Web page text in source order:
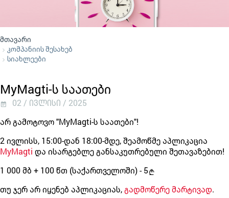
მთავარი
კომპანიის შესახებ
სიახლეები
MyMagti-ს საათები
02 / ივლისი / 2025
არ გამოტოვო "MyMagti-ს საათები"!
2 ივლისს, 15:00-დან 18:00-მდე, შეამოწმე აპლიკაცია
MyMagti და ისარგებლე განსაკუთრებული შეთავაზებით!
1 000 მბ + 100 წთ (საქართველოში) - 5
თუ ჯერ არ იყენებ აპლიკაციას,გადმოწერე მარტივად.